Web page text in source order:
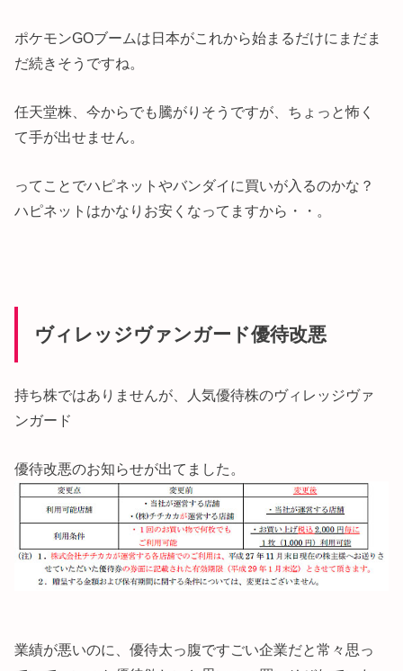
ポケモンGOブームは日本がこれから始まるだけにまだま
だ続きそうですね。
任天堂株、今からでも騰がりそうですが、ちょっと怖く
て手が出せません。
ってことでハピネットやバンダイに買いが入るのかな？
ハピネットはかなりお安くなってますから・・。
ヴィレッジヴァンガード優待改悪
持ち株ではありませんが、人気優待株のヴィレッジヴァ
ンガード
優待改悪のお知らせが出てました。
業績が悪いのに、優待太っ腹ですごい企業だと常々思っ